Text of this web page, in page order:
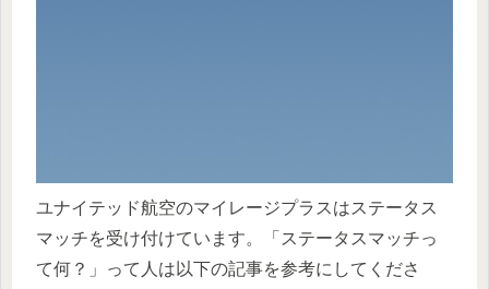
ユナイテッド航空のマイレージプラスはステータス
マッチを受け付けています。「ステータスマッチっ
て何？」って人は以下の記事を参考にしてくださ